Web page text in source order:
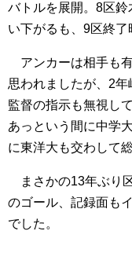
バトルを展開。8区
い下がるも、9区終了
アンカーは相手も
思われましたが、2
監督の指示も無視し
あっという間に中学
に東洋大も交わして
まさかの13年ぶり
のゴール、記録面も
でした。